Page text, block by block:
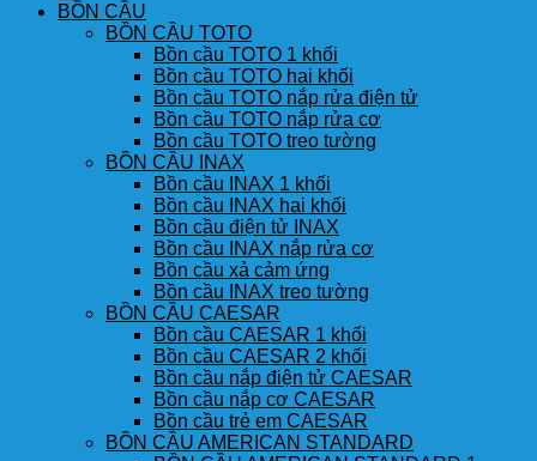
BỒN CẦU
BỒN CẦU TOTO
Bồn cầu TOTO 1 khối
Bồn cầu TOTO hai khối
Bồn cầu TOTO nắp rửa điện tử
Bồn cầu TOTO nắp rửa cơ
Bồn cầu TOTO treo tường
BỒN CẦU INAX
Bồn cầu INAX 1 khối
Bồn cầu INAX hai khối
Bồn cầu điện tử INAX
Bồn cầu INAX nắp rửa cơ
Bồn cầu xả cảm ứng
Bồn cầu INAX treo tường
BỒN CẦU CAESAR
Bồn cầu CAESAR 1 khối
Bồn cầu CAESAR 2 khối
Bồn cầu nắp điện tử CAESAR
Bồn cầu nắp cơ CAESAR
Bồn cầu trẻ em CAESAR
BỒN CẦU AMERICAN STANDARD